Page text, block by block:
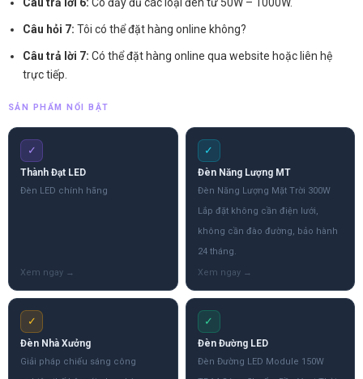
Câu hỏi 7: Tôi có thể đặt hàng online không?
Câu trả lời 7: Có thể đặt hàng online qua website hoặc liên hệ
trực tiếp.
SẢN PHẨM NỔI BẬT
✓
Thành Đạt LED
Đèn LED chính hãng
✓
Đèn Năng Lượng MT
Đèn Năng Lượng Mặt Trời 300W
Lắp đặt không cần điện lưới,
không cần đào đường, bảo hành
24 tháng.
✓
Đèn Nhà Xưởng
Giải pháp chiếu sáng công
✓
Đèn Đường LED
Đèn Đường LED Module 150W